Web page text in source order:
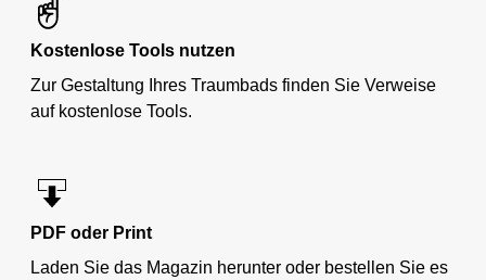
Kostenlose Tools nutzen
Zur Gestaltung Ihres Traumbads finden Sie Verweise
auf kostenlose Tools.
PDF oder Print
Laden Sie das Magazin herunter oder bestellen Sie es